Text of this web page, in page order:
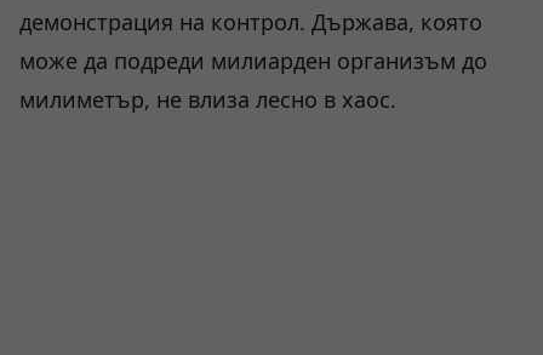
демонстрация на контрол. Държава, която
може да подреди милиарден организъм до
милиметър, не влиза лесно в хаос.